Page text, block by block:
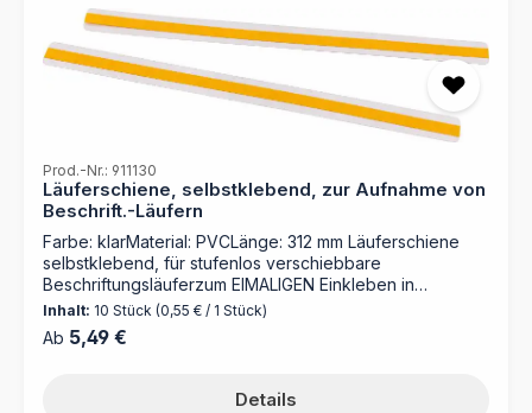
Prod.-Nr.: 911130
Läuferschiene, selbstklebend, zur Aufnahme von
Beschrift.-Läufern
Farbe: klarMaterial: PVCLänge: 312 mm Läuferschiene
selbstklebend, für stufenlos verschiebbare
Beschriftungsläuferzum EIMALIGEN Einkleben in
Ordnungsmappen, um diese mit Beschriftungsläufer
wiederverwendbar zu beschriften
Inhalt: 10 Stück (0,55 € / 1 Stück)
Regulärer Preis:
Ab 5,49 €
Details